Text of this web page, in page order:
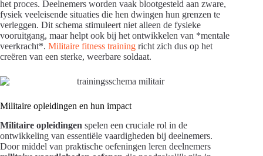
het proces. Deelnemers worden vaak blootgesteld aan zware,
fysiek veeleisende situaties die hen dwingen hun grenzen te
verleggen. Dit schema stimuleert niet alleen de fysieke
vooruitgang, maar helpt ook bij het ontwikkelen van *mentale
veerkracht*. Militaire fitness training richt zich dus op het
creëren van een sterke, weerbare soldaat.
Militaire opleidingen en hun impact
Militaire opleidingen spelen een cruciale rol in de
ontwikkeling van essentiële vaardigheden bij deelnemers.
Door middel van praktische oefeningen leren deelnemers